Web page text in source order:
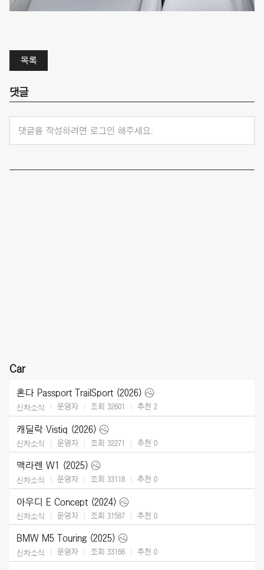
목록
댓글
댓글을 작성하려면 로그인 해주세요.
Car
혼다 Passport TrailSport (2026)
신차소식 운영자 조회 32601 추천 2
캐딜락 Vistiq (2026)
신차소식 운영자 조회 32271 추천 0
맥라렌 W1 (2025)
신차소식 운영자 조회 33118 추천 0
아우디 E Concept (2024)
신차소식 운영자 조회 31587 추천 0
BMW M5 Touring (2025)
신차소식 운영자 조회 33166 추천 0